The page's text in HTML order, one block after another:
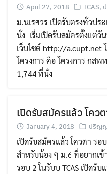
April 27, 2018 TCAS,
ม.นเรศวร เปิดรับตรงทั่วปร
นั่ง เริ่มเปิดรับสมัครตั้งแต่
เว็บไซต์ http://a.cupt.net
โครงการ คือ โครงการ กสพ
1,744 ที่นั่ง
เปิดรับสมัครแล้ว โคว
January 4, 2018 ปริญ
เปิดรับสมัครแล้ว โควตา รอ
สำหรับน้อง ๆ ม.6 ที่อยากเข้
รอบ 2 ในรับบ TCAS เปิดรั